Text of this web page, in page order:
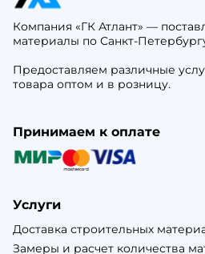
Компания «ГК Атлант» —
материалы по Санкт-
Предоставляем различные
товара оптом и в розницу.
Принимаем к оплате
Услуги
Доставка строительных
Замеры и расчет количества